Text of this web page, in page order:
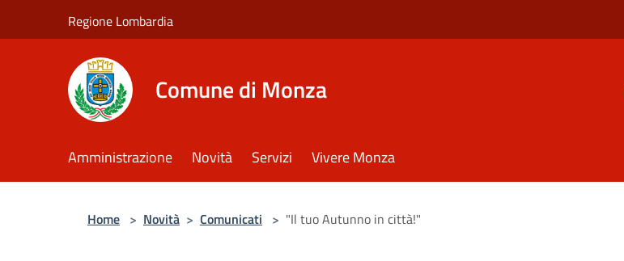
Regione Lombardia
Comune di Monza
Amministrazione Novità Servizi Vivere Monza
Home > Novità > Comunicati > "Il tuo Autunno in città!"